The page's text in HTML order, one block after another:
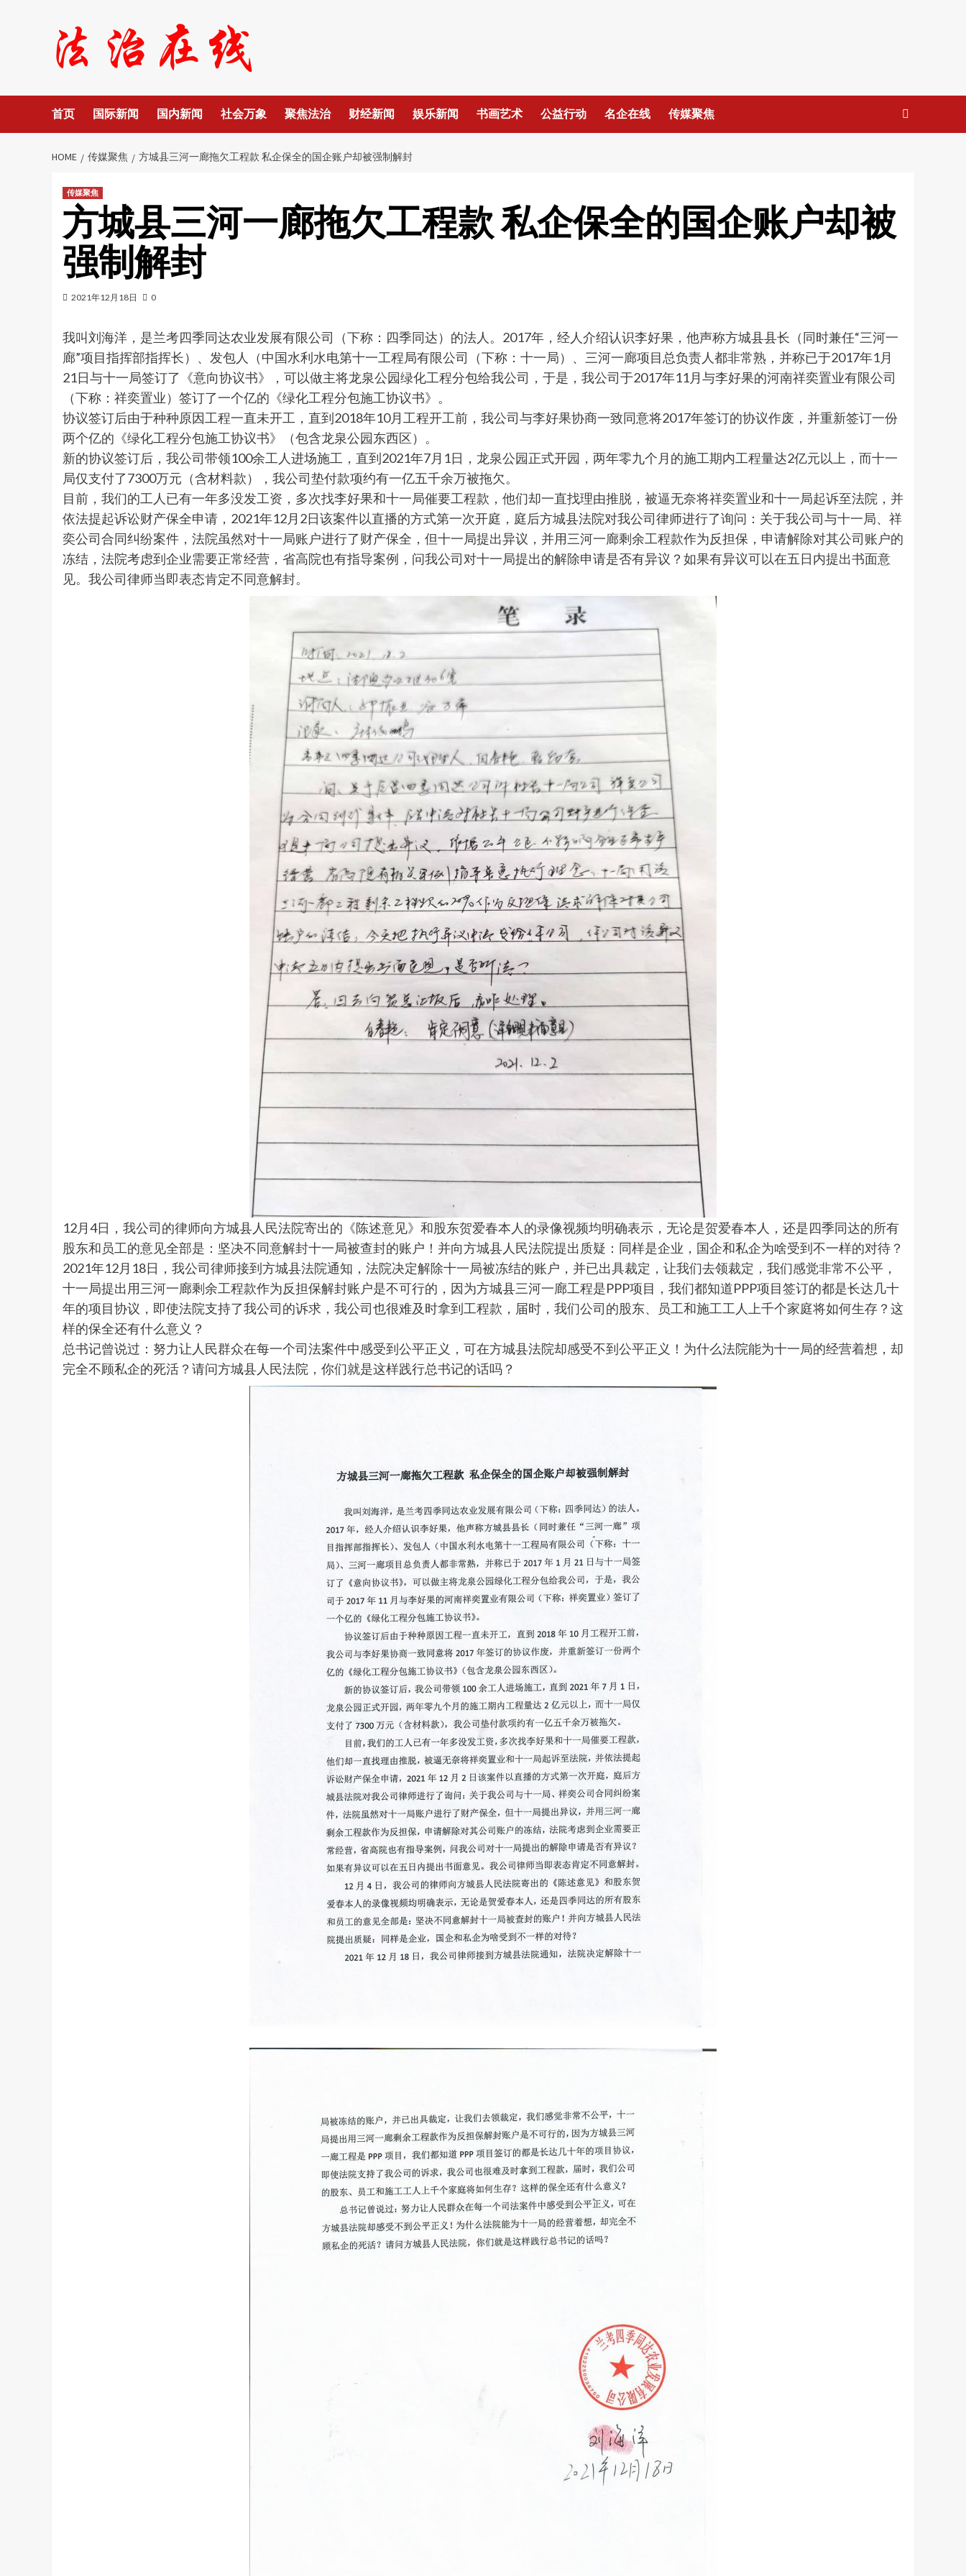
首页 国际新闻 国内新闻 社会万象 聚焦法治 财经新闻 娱乐新闻 书画艺术 公益行动 名企在线 传媒聚焦
HOME 传媒聚焦 方城县三河一廊拖欠工程款 私企保全的国企账户却被强制解封
传媒聚焦
方城县三河一廊拖欠工程款 私企保全的国企账户却被
强制解封
2021年12月18日 0
我叫刘海洋，是兰考四季同达农业发展有限公司（下称：四季同达）的法人。2017年，经人介绍认识李好果，他声称方城县县长（同时兼任“三河一
廊”项目指挥部指挥长）、发包人（中国水利水电第十一工程局有限公司（下称：十一局）、三河一廊项目总负责人都非常熟，并称已于2017年1月
21日与十一局签订了《意向协议书》，可以做主将龙泉公园绿化工程分包给我公司，于是，我公司于2017年11月与李好果的河南祥奕置业有限公司
（下称：祥奕置业）签订了一个亿的《绿化工程分包施工协议书》。
协议签订后由于种种原因工程一直未开工，直到2018年10月工程开工前，我公司与李好果协商一致同意将2017年签订的协议作废，并重新签订一份
两个亿的《绿化工程分包施工协议书》（包含龙泉公园东西区）。
新的协议签订后，我公司带领100余工人进场施工，直到2021年7月1日，龙泉公园正式开园，两年零九个月的施工期内工程量达2亿元以上，而十一
局仅支付了7300万元（含材料款），我公司垫付款项约有一亿五千余万被拖欠。
目前，我们的工人已有一年多没发工资，多次找李好果和十一局催要工程款，他们却一直找理由推脱，被逼无奈将祥奕置业和十一局起诉至法院，并
依法提起诉讼财产保全申请，2021年12月2日该案件以直播的方式第一次开庭，庭后方城县法院对我公司律师进行了询问：关于我公司与十一局、祥
奕公司合同纠纷案件，法院虽然对十一局账户进行了财产保全，但十一局提出异议，并用三河一廊剩余工程款作为反担保，申请解除对其公司账户的
冻结，法院考虑到企业需要正常经营，省高院也有指导案例，问我公司对十一局提出的解除申请是否有异议？如果有异议可以在五日内提出书面意
见。我公司律师当即表态肯定不同意解封。
12月4日，我公司的律师向方城县人民法院寄出的《陈述意见》和股东贺爱春本人的录像视频均明确表示，无论是贺爱春本人，还是四季同达的所有
股东和员工的意见全部是：坚决不同意解封十一局被查封的账户！并向方城县人民法院提出质疑：同样是企业，国企和私企为啥受到不一样的对待？
2021年12月18日，我公司律师接到方城县法院通知，法院决定解除十一局被冻结的账户，并已出具裁定，让我们去领裁定，我们感觉非常不公平，
十一局提出用三河一廊剩余工程款作为反担保解封账户是不可行的，因为方城县三河一廊工程是PPP项目，我们都知道PPP项目签订的都是长达几十
年的项目协议，即使法院支持了我公司的诉求，我公司也很难及时拿到工程款，届时，我们公司的股东、员工和施工工人上千个家庭将如何生存？这
样的保全还有什么意义？
总书记曾说过：努力让人民群众在每一个司法案件中感受到公平正义，可在方城县法院却感受不到公平正义！为什么法院能为十一局的经营着想，却
完全不顾私企的死活？请问方城县人民法院，你们就是这样践行总书记的话吗？